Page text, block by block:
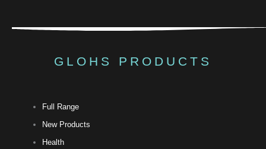
GLOHS PRODUCTS
Full Range
New Products
Health